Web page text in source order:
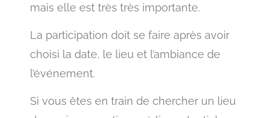
mais elle est très très importante.
La participation doit se faire après avoir
choisi la date, le lieu et l’ambiance de
l’événement.
Si vous êtes en train de chercher un lieu